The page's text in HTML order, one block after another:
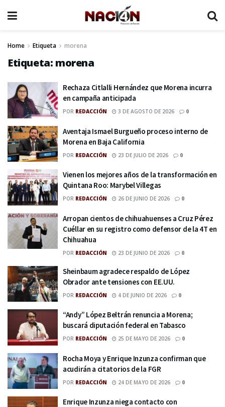
Home Etiqueta morena
Etiqueta: morena
Rechaza Citlalli Hernández que Morena incurra
en campaña anticipada
POR REDACCIÓN 3 DE AGOSTO DE 2026 0
Aventaja Ismael Burgueño proceso interno de
Morena en Baja California
POR REDACCIÓN 23 DE JULIO DE 2026 0
Vienen los mejores años de la transformación en
Quintana Roo: Marybel Villegas
POR REDACCIÓN 26 DE JUNIO DE 2026 0
Arropan cientos de chihuahuenses a Cruz Pérez
Cuéllar en su registro como defensor de la 4T en
Chihuahua
POR REDACCIÓN 23 DE JUNIO DE 2026 0
Sheinbaum agradece respaldo de López
Obrador ante tensiones con EE.UU.
POR REDACCIÓN 4 DE JUNIO DE 2026 0
“Andy” López Beltrán renuncia a Morena;
buscará diputación federal en Tabasco
POR REDACCIÓN 25 DE MAYO DE 2026 0
Rocha Moya y Enrique Inzunza confirman que
acudirán a citatorios de la FGR
POR REDACCIÓN 24 DE MAYO DE 2026 0
Enrique Inzunza niega contacto con